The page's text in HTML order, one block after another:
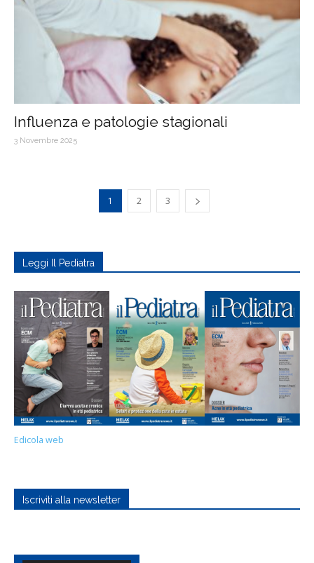
Influenza e patologie stagionali
3 Novembre 2025
1 2 3
Leggi Il Pediatra
Edicola web
Iscriviti alla newsletter